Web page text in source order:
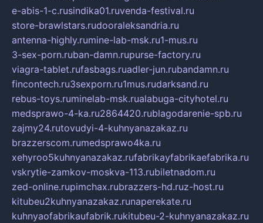
e-abis-1-c.rusindika01.ruvenda-festival.ru
store-brawlstars.rudooraleksandria.ru
antenna-highly.rumine-lab-msk.ru1-mus.ru
3-sex-porn.ruban-damn.rupurse-factory.ru
viagra-tablet.rufasbags.ruadler-jun.rubandamn.ru
fincontech.ru3sexporn.ru1mus.rudarksand.ru
rebus-toys.ruminelab-msk.rualabuga-cityhotel.ru
medsprawo-4-ka.ru2864420.rublagodarenie-spb.ru
zajmy24.rutovudyi-4-kuhnyanazakaz.ru
brazzerscom.rumedsprawo4ka.ru
xehyroo5kuhnyanazakaz.rufabrikayfabrikaefabrika.ru
vskrytie-zamkov-moskva-113.rubiletnadom.ru
zed-online.rupimchax.rubrazzers-hd.ruz-host.ru
kitubeu2kuhnyanazakaz.runaperekate.ru
kuhnyaofabrikaufabrik.rukitubeu-2-kuhnyanazakaz.ru